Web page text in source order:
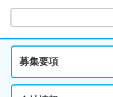
募集要項